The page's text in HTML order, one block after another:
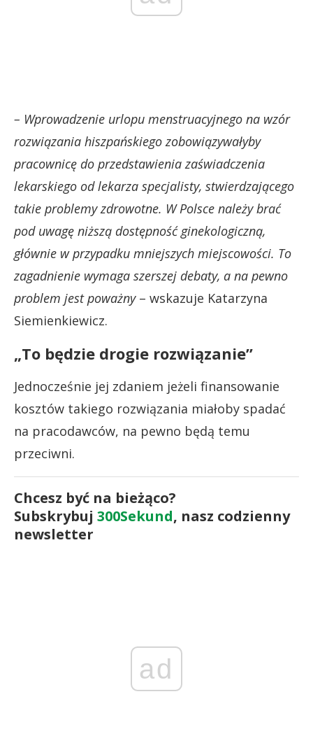
– Wprowadzenie urlopu menstruacyjnego na wzór
rozwiązania hiszpańskiego zobowiązywałyby
pracownicę do przedstawienia zaświadczenia
lekarskiego od lekarza specjalisty, stwierdzającego
takie problemy zdrowotne. W Polsce należy brać
pod uwagę niższą dostępność ginekologiczną,
głównie w przypadku mniejszych miejscowości. To
zagadnienie wymaga szerszej debaty, a na pewno
problem jest poważny– wskazuje Katarzyna
Siemienkiewicz.
„To będzie drogie rozwiązanie”
Jednocześnie jej zdaniem jeżeli finansowanie
kosztów takiego rozwiązania miałoby spadać
na pracodawców, na pewno będą temu
przeciwni.
Chcesz być na bieżąco?
Subskrybuj 300Sekund, nasz codzienny
newsletter
ad